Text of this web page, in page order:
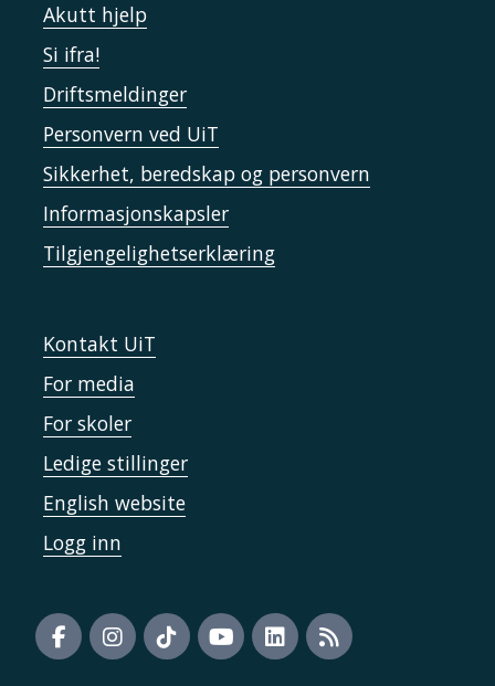
Akutt hjelp
Si ifra!
Driftsmeldinger
Personvern ved UiT
Sikkerhet, beredskap og personvern
Informasjonskapsler
Tilgjengelighetserklæring
Kontakt UiT
For media
For skoler
Ledige stillinger
English website
Logg inn